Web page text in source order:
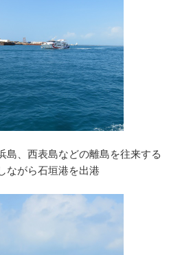
島、西表島などの離島を往来する
ながら石垣港を出港